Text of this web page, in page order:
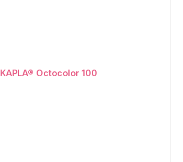
KAPLA® Octocolor 100